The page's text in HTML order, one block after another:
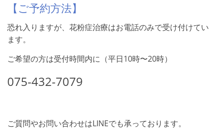
【ご予約方法】
恐れ入りますが、花粉症治療はお電話のみで受け付けてい
ます。
ご希望の方は受付時間内に（平日10時〜20時）
075-432-7079
ご質問やお問い合わせはLINEでも承っております。